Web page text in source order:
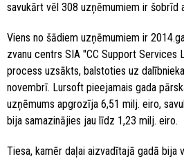
savukārt vēl 308 uzņēmumiem ir šobrīd
Viens no šādiem uzņēmumiem ir
zvanu centrs SIA "CC Support Services
process uzsākts, balstoties uz
novembrī. Lursoft pieejamais gada
uzņēmums apgrozīja 6,51 milj. eiro,
bija samazinājies jau līdz 1,23 milj. eiro.
Tiesa, kamēr daļai aizvadītajā gadā bija